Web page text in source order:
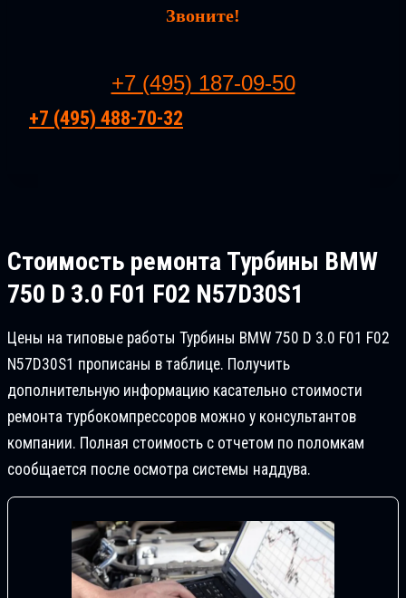
Звоните!
+7 (495) 187-09-50
+7 (495) 488-70-32
Стоимость ремонта Турбины BMW
750 D 3.0 F01 F02 N57D30S1
Цены на типовые работы Турбины BMW 750 D 3.0 F01 F02
N57D30S1 прописаны в таблице. Получить
дополнительную информацию касательно стоимости
ремонта турбокомпрессоров можно у консультантов
компании. Полная стоимость с отчетом по поломкам
сообщается после осмотра системы наддува.